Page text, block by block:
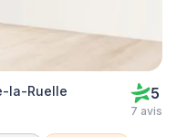
la-Ruelle 5
7 avis